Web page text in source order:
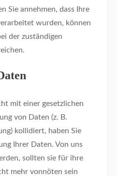
Sie annehmen, dass Ihre
wurden, können
der zuständigen
mit einer gesetzlichen
von Daten (z. B.
kollidiert, haben Sie
Ihrer Daten. Von uns
sollten sie für ihre
mehr vonnöten sein